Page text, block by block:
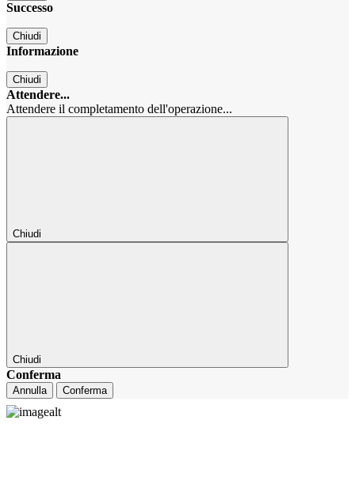
Successo
Chiudi
Informazione
Chiudi
Attendere...
Attendere il completamento dell'operazione...
Chiudi
Chiudi
Conferma
Annulla Conferma